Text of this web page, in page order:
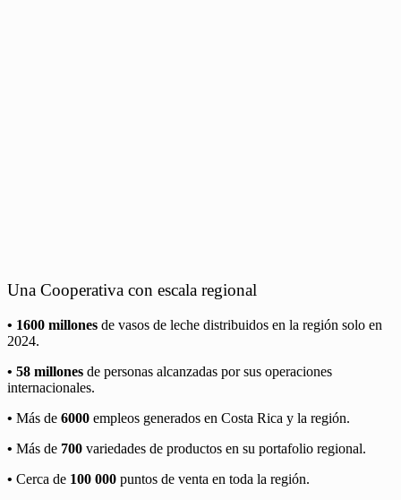
Una Cooperativa con escala regional
• 1600 millones de vasos de leche distribuidos en la región solo en
2024.
• 58 millones de personas alcanzadas por sus operaciones
internacionales.
• Más de 6000 empleos generados en Costa Rica y la región.
• Más de 700 variedades de productos en su portafolio regional.
• Cerca de 100 000 puntos de venta en toda la región.